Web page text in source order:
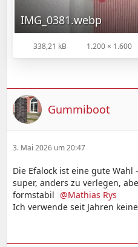
IMG_0381.webp
338,21 kB 1.200 × 1.600
Gummiboot
3. Mai 2026 um 20:47
Die Efalock ist eine gute Wahl
super, anders zu verlegen,
formstabil
Mathias Rys
Ich verwende seit Jahren